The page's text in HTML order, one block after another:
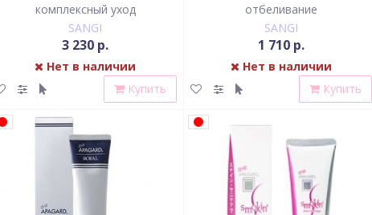
комплексный уход
SANGI
3 230 р.
Нет в наличии
Купить
отбеливание
SANGI
1 710 р.
Нет в наличии
Купить